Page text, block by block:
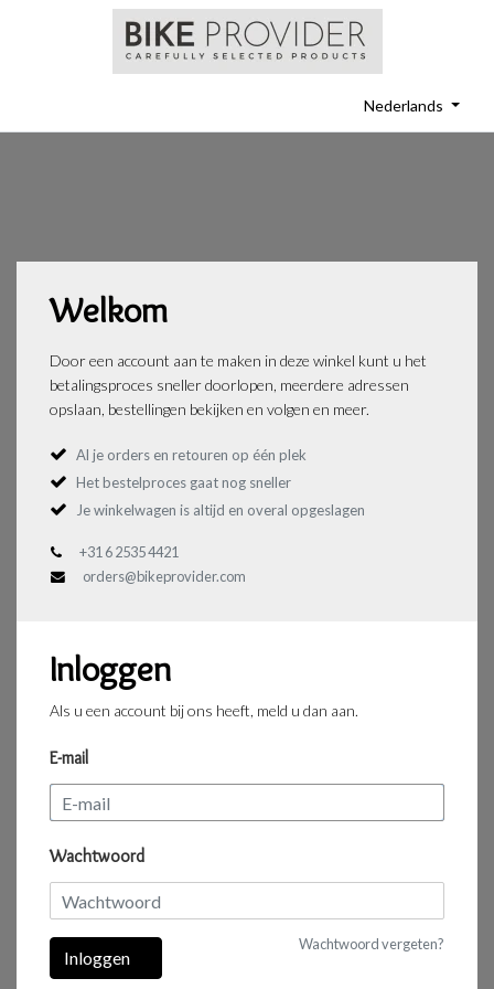
Nederlands
Welkom
Door een account aan te maken in deze winkel kunt u het
betalingsproces sneller doorlopen, meerdere adressen
opslaan, bestellingen bekijken en volgen en meer.
Al je orders en retouren op één plek
Het bestelproces gaat nog sneller
Je winkelwagen is altijd en overal opgeslagen
+31 6 2535 4421
orders@bikeprovider.com
Inloggen
Als u een account bij ons heeft, meld u dan aan.
E-mail
Wachtwoord
Wachtwoord vergeten?
Inloggen